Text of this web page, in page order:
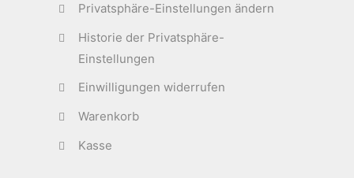
Privatsphäre-Einstellungen ändern
Historie der Privatsphäre-
Einstellungen
Einwilligungen widerrufen
Warenkorb
Kasse